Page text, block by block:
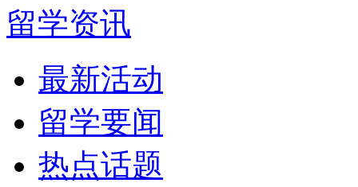
留学资讯
最新活动
留学要闻
热点话题